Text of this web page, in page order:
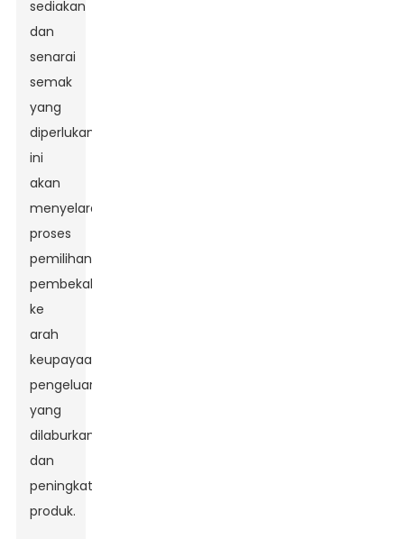
sediakan
dan
senarai
semak
yang
diperlukan
ini
akan
menyelaraskan
proses
pemilihan
pembekal
ke
arah
keupayaan
pengeluaran
yang
dilaburkan
dan
peningkatan
produk.